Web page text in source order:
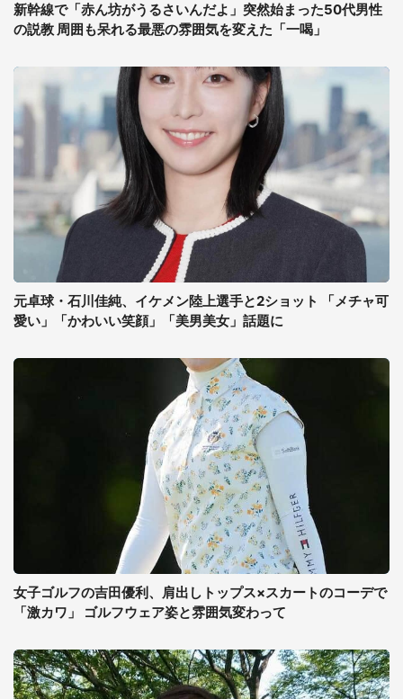
新幹線で「赤ん坊がうるさいんだよ」突然始まった50代男性
の説教 周囲も呆れる最悪の雰囲気を変えた「一喝」
元卓球・石川佳純、イケメン陸上選手と2ショット 「メチャ可
愛い」「かわいい笑顔」「美男美女」話題に
女子ゴルフの吉田優利、肩出しトップス×スカートのコーデで
「激カワ」 ゴルフウェア姿と雰囲気変わって